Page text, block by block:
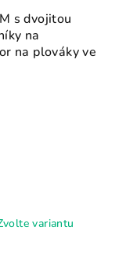
s dvojitou
na
na plováky ve
variantu